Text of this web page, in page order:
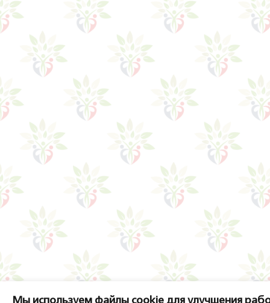
Мы используем файлы cookie для улучшения